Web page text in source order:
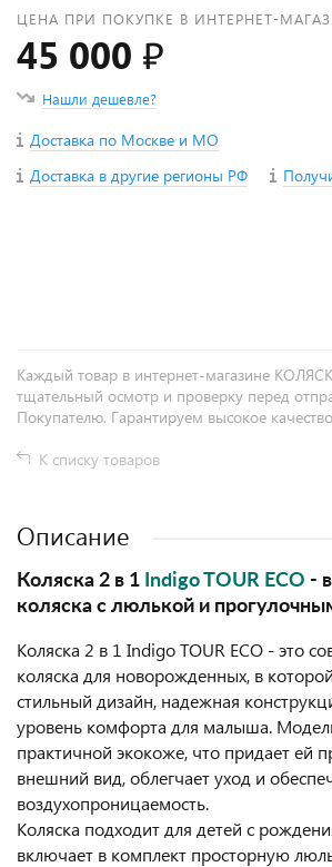
ЦЕНА ПРИ ПОКУПКЕ В ИНТЕРНЕТ-
45 000 ₽
Нашли дешевле?
Доставка по Москве и МО
Доставка в другие регионы РФ
Каждый товар в интернет-магазине
тщательный осмотр и проверку перед
Покупателю. Гарантируем высокое
К списку товаров
Описание
Коляска 2 в 1 Indigo TOUR ECO -
коляска с люлькой и
Коляска 2 в 1 Indigo TOUR ECO - это
коляска для новорожденных, в
стильный дизайн, надежная
уровень комфорта для малыша.
практичной экокоже, что придает ей
внешний вид, облегчает уход и
воздухопроницаемость.
Коляска подходит для детей с
включает в комплект просторную